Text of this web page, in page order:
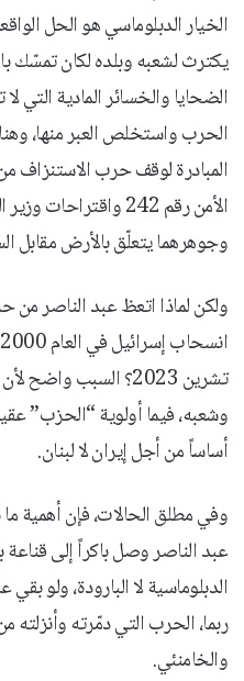
الخيار الدبلوماسي هو الحل
يكترث لشعبه وبلده لكان تمسّك
الضحايا والخسائر المادية
الحرب واستخلص العبر منها،
المبادرة لوقف حرب الاستنزاف
الأمن رقم 242
وجوهرهما يتعلّق بالأرض مقابل
تشرين 2023؟ السبب
وشعبه، فيما أولوية “الحزب”
أساساً من أجل إيران لا لبنان.
عبد الناصر وصل باكراً إلى
الدبلوماسية لا البارودة، ولو
ربما، الحرب التي دمّرته وأنزلته
والخامنئي.